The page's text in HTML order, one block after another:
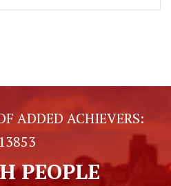
ADDED ACHIEVERS:
13853
PEOPLE